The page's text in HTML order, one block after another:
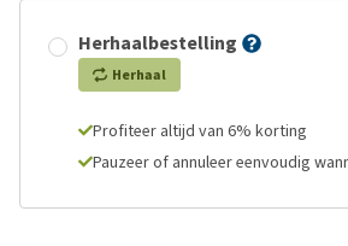
Herhaalbestelling
Herhaal
Profiteer altijd van 6% korting
Pauzeer of annuleer eenvoudig